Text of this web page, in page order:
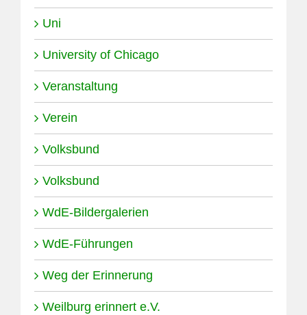
Uni
University of Chicago
Veranstaltung
Verein
Volksbund
Volksbund
WdE-Bildergalerien
WdE-Führungen
Weg der Erinnerung
Weilburg erinnert e.V.